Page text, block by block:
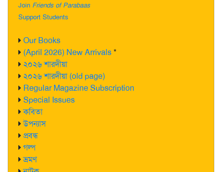
Join Friends of Parabaas
Support Students
Our Books
(April 2026) New Arrivals*
২০২৬ শারদীয়া
২০২৬ শারদীয়া (old page)
Regular Magazine Subscription
Special Issues
কবিতা
উপন্যাস
প্রবন্ধ
গল্প
ভ্রমণ